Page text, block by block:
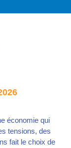
économie qui
tensions, des
fait le choix de